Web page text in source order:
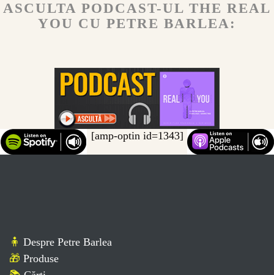
ASCULTA PODCAST-UL THE REAL
YOU CU PETRE BARLEA:
[amp-optin id=1343]
🧍 Despre Petre Barlea
🎁 Produse